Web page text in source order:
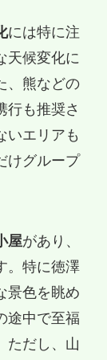
には特に注
天候変化に
、熊などの
行も推奨さ
いエリアも
けグループ
屋があり、
。特に徳澤
景色を眺め
途中で至福
ただし、山